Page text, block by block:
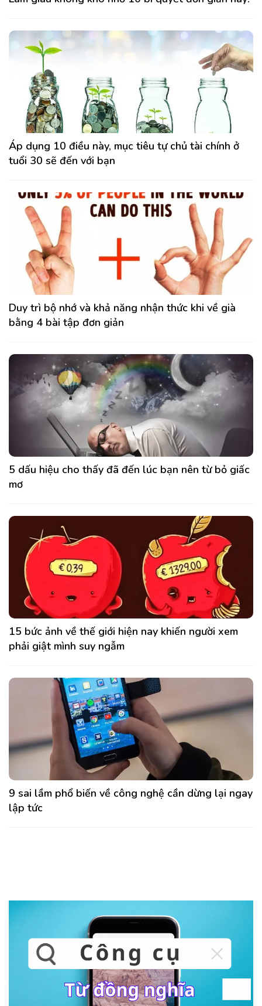
Áp dụng 10 điều này, mục tiêu tự chủ tài chính ở
tuổi 30 sẽ đến với bạn
Duy trì bộ nhớ và khả năng nhận thức khi về già
bằng 4 bài tập đơn giản
5 dấu hiệu cho thấy đã đến lúc bạn nên từ bỏ giấc
mơ
15 bức ảnh về thế giới hiện nay khiến người xem
phải giật mình suy ngẫm
9 sai lầm phổ biến về công nghệ cần dừng lại ngay
lập tức